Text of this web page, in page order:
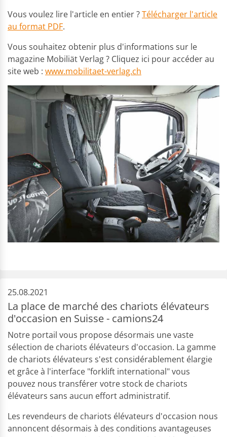
Vous voulez lire l'article en entier ?Télécharger l'article
au format PDF.
Vous souhaitez obtenir plus d'informations sur le
magazine Mobiliät Verlag ? Cliquez ici pour accéder au
site web : www.mobilitaet-verlag.ch
25.08.2021
La place de marché des chariots élévateurs
d'occasion en Suisse - camions24
Notre portail vous propose désormais une vaste
sélection de chariots élévateurs d'occasion. La gamme
de chariots élévateurs s'est considérablement élargie
et grâce à l'interface "forklift international" vous
pouvez nous transférer votre stock de chariots
élévateurs sans aucun effort administratif.
Les revendeurs de chariots élévateurs d'occasion nous
annoncent désormais à des conditions avantageuses